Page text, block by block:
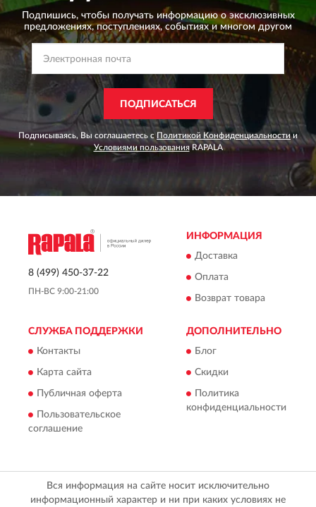
Подпишись, чтобы получать информацию о эксклюзивных
предложениях,поступлениях, событиях и многом другом
ПОДПИСАТЬСЯ
Подписываясь, Вы соглашаетесь сПолитикой Конфиденциальности и
Условиями пользованияRAPALA
8 (499) 450-37-22
ПН-ВС 9:00-21:00
ИНФОРМАЦИЯ
Доставка
Оплата
Возврат товара
СЛУЖБА ПОДДЕРЖКИ
Контакты
Карта сайта
Публичная оферта
Пользовательское
соглашение
ДОПОЛНИТЕЛЬНО
Блог
Скидки
Политика
конфиденциальности
Вся информация на сайте носит исключительно
информационный характер и ни при каких условиях не